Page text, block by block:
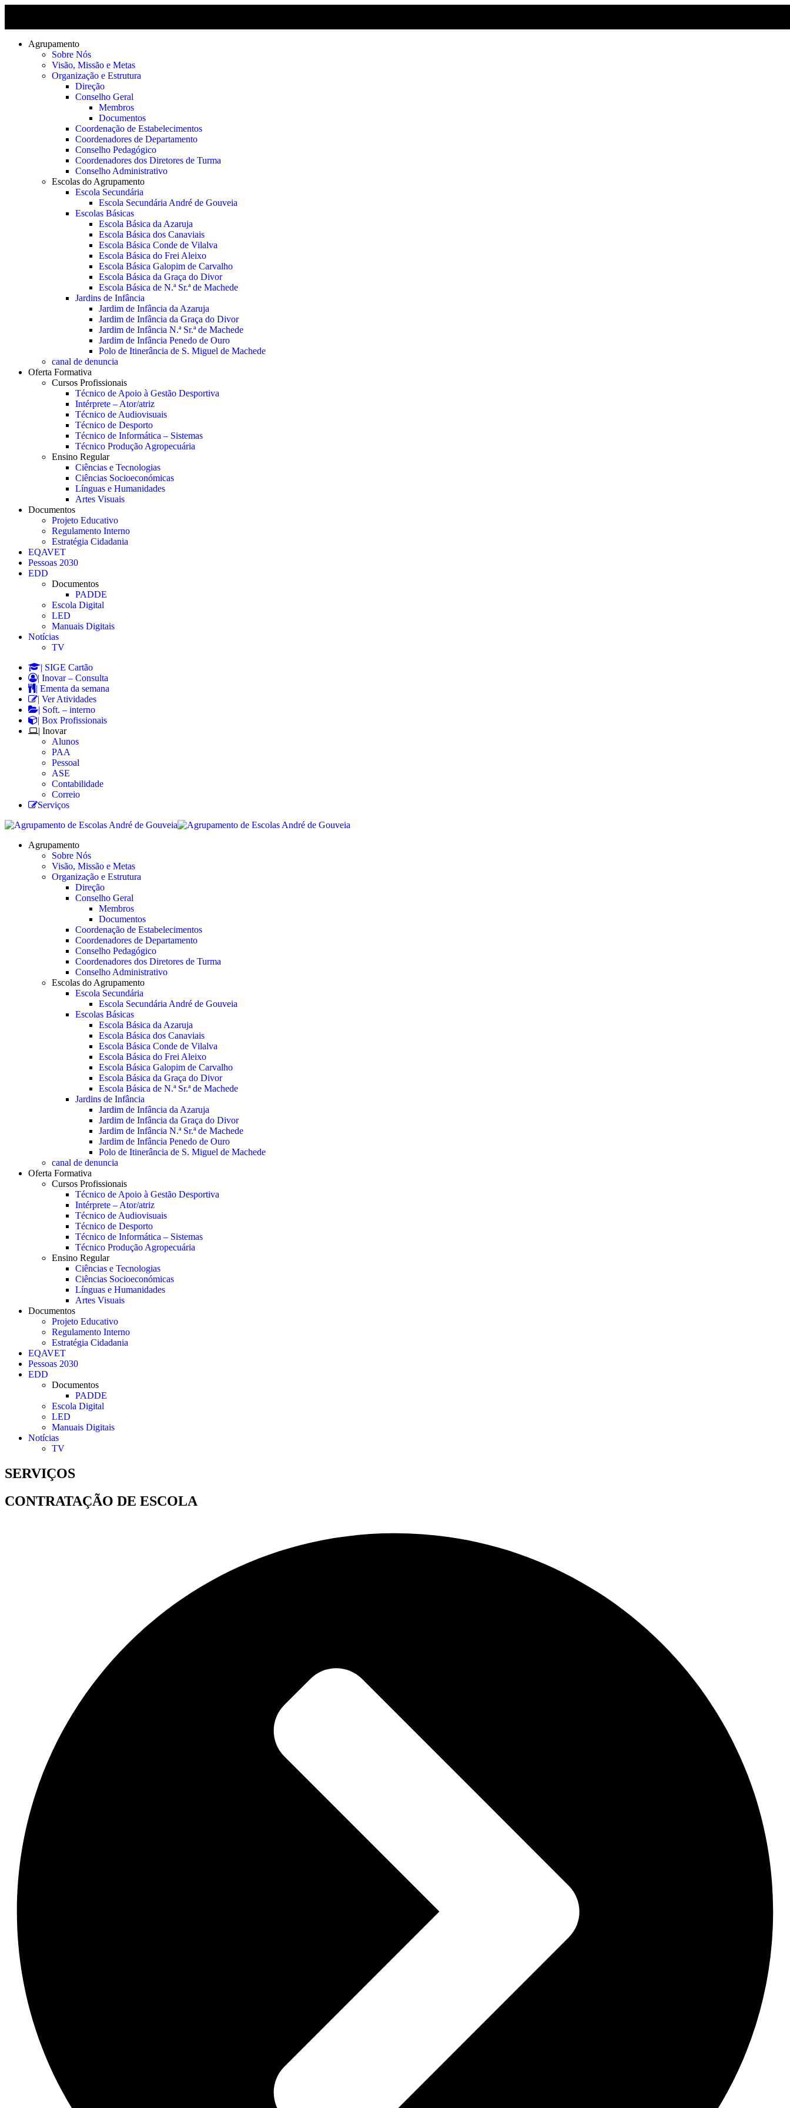
Agrupamento
Sobre Nós
Visão, Missão e Metas
Organização e Estrutura
Direção
Conselho Geral
Membros
Documentos
Coordenação de Estabelecimentos
Coordenadores de Departamento
Conselho Pedagógico
Coordenadores dos Diretores de Turma
Conselho Administrativo
Escolas do Agrupamento
Escola Secundária
Escola Secundária André de Gouveia
Escolas Básicas
Escola Básica da Azaruja
Escola Básica dos Canaviais
Escola Básica Conde de Vilalva
Escola Básica do Frei Aleixo
Escola Básica Galopim de Carvalho
Escola Básica da Graça do Divor
Escola Básica de N.ª Sr.ª de Machede
Jardins de Infância
Jardim de Infância da Azaruja
Jardim de Infância da Graça do Divor
Jardim de Infância N.ª Sr.ª de Machede
Jardim de Infância Penedo de Ouro
Polo de Itinerância de S. Miguel de Machede
canal de denuncia
Oferta Formativa
Cursos Profissionais
Técnico de Apoio à Gestão Desportiva
Intérprete – Ator/atriz
Técnico de Audiovisuais
Técnico de Desporto
Técnico de Informática – Sistemas
Técnico Produção Agropecuária
Ensino Regular
Ciências e Tecnologias
Ciências Socioeconómicas
Línguas e Humanidades
Artes Visuais
Documentos
Projeto Educativo
Regulamento Interno
Estratégia Cidadania
EQAVET
Pessoas 2030
EDD
Documentos
PADDE
Escola Digital
LED
Manuais Digitais
Notícias
TV
| SIGE Cartão
| Inovar – Consulta
| Ementa da semana
| Ver Atividades
| Soft. – interno
| Box Profissionais
| Inovar
Alunos
PAA
Pessoal
ASE
Contabilidade
Correio
Serviços
Agrupamento
Sobre Nós
Visão, Missão e Metas
Organização e Estrutura
Direção
Conselho Geral
Membros
Documentos
Coordenação de Estabelecimentos
Coordenadores de Departamento
Conselho Pedagógico
Coordenadores dos Diretores de Turma
Conselho Administrativo
Escolas do Agrupamento
Escola Secundária
Escola Secundária André de Gouveia
Escolas Básicas
Escola Básica da Azaruja
Escola Básica dos Canaviais
Escola Básica Conde de Vilalva
Escola Básica do Frei Aleixo
Escola Básica Galopim de Carvalho
Escola Básica da Graça do Divor
Escola Básica de N.ª Sr.ª de Machede
Jardins de Infância
Jardim de Infância da Azaruja
Jardim de Infância da Graça do Divor
Jardim de Infância N.ª Sr.ª de Machede
Jardim de Infância Penedo de Ouro
Polo de Itinerância de S. Miguel de Machede
canal de denuncia
Oferta Formativa
Cursos Profissionais
Técnico de Apoio à Gestão Desportiva
Intérprete – Ator/atriz
Técnico de Audiovisuais
Técnico de Desporto
Técnico de Informática – Sistemas
Técnico Produção Agropecuária
Ensino Regular
Ciências e Tecnologias
Ciências Socioeconómicas
Línguas e Humanidades
Artes Visuais
Documentos
Projeto Educativo
Regulamento Interno
Estratégia Cidadania
EQAVET
Pessoas 2030
EDD
Documentos
PADDE
Escola Digital
LED
Manuais Digitais
Notícias
TV
SERVIÇOS
CONTRATAÇÃO DE ESCOLA